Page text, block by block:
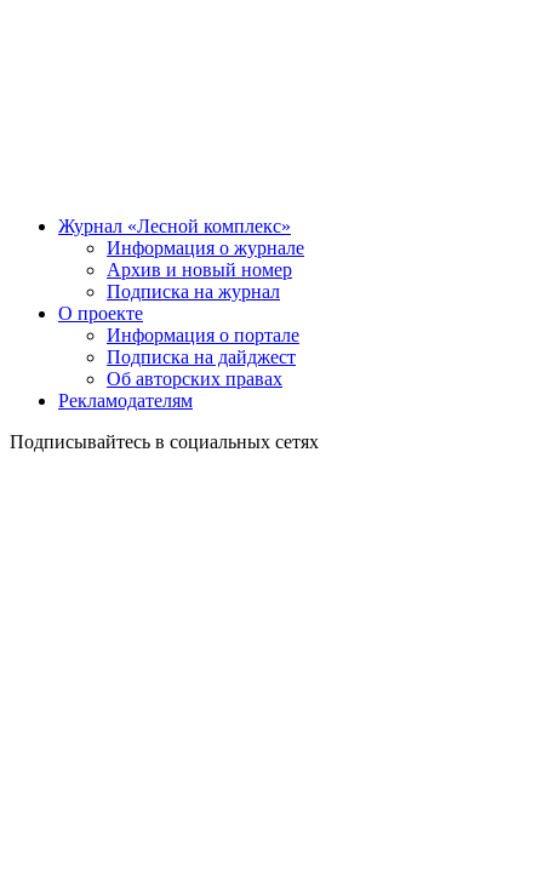
Журнал «Лесной комплекс»
Информация о журнале
Архив и новый номер
Подписка на журнал
О проекте
Информация о портале
Подписка на дайджест
Об авторских правах
Рекламодателям
Подписывайтесь в социальных сетях